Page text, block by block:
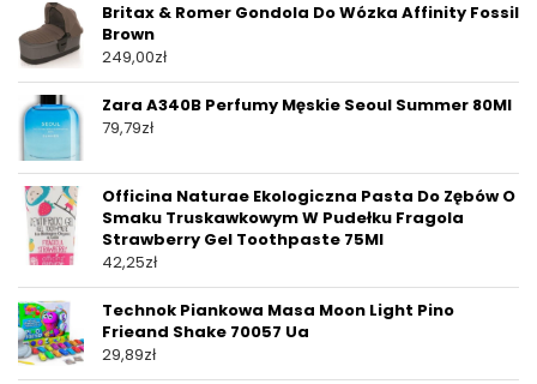
Britax & Romer Gondola Do Wózka Affinity Fossil
Brown
249,00zł
Zara A340B Perfumy Męskie Seoul Summer 80Ml
79,79zł
Officina Naturae Ekologiczna Pasta Do Zębów O
Smaku Truskawkowym W Pudełku Fragola
Strawberry Gel Toothpaste 75Ml
42,25zł
Technok Piankowa Masa Moon Light Pino
Frieand Shake 70057 Ua
29,89zł